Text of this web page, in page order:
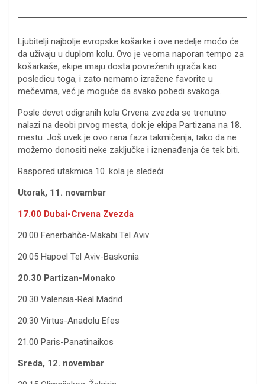
Ljubitelji najbolje evropske košarke i ove nedelje moćo će
da uživaju u duplom kolu. Ovo je veoma naporan tempo za
košarkaše, ekipe imaju dosta povreženih igrača kao
posledicu toga, i zato nemamo izražene favorite u
mečevima, već je moguće da svako pobedi svakoga.
Posle devet odigranih kola Crvena zvezda se trenutno
nalazi na deobi prvog mesta, dok je ekipa Partizana na 18.
mestu. Još uvek je ovo rana faza takmičenja, tako da ne
možemo donositi neke zaključke i iznenađenja će tek biti.
Raspored utakmica 10. kola je sledeći:
Utorak, 11. novambar
17.00 Dubai-Crvena Zvezda
20.00 Fenerbahče-Makabi Tel Aviv
20.05 Hapoel Tel Aviv-Baskonia
20.30 Partizan-Monako
20.30 Valensia-Real Madrid
20.30 Virtus-Anadolu Efes
21.00 Paris-Panatinaikos
Sreda, 12. novembar